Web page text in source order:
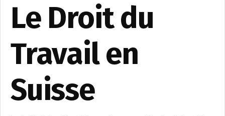
Le Droit du
Travail en
Suisse